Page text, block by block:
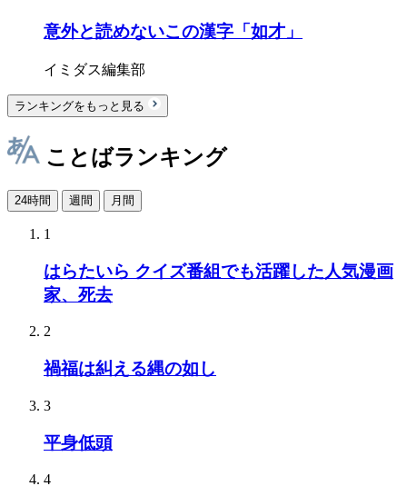
意外と読めないこの漢字「如才」
イミダス編集部
ランキングをもっと見る
ことばランキング
24時間 週間 月間
1
はらたいら クイズ番組でも活躍した人気漫画
家、死去
2
禍福は糾える縄の如し
3
平身低頭
4